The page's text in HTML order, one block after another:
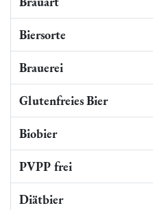
Biersorte
Brauerei
Glutenfreies Bier
Biobier
PVPP frei
Diätbier